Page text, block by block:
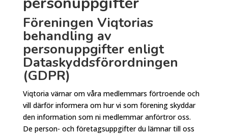
Föreningen Viqtorias
behandling av
personuppgifter enligt
Dataskyddsförordningen
(GDPR)
Viqtoria värnar om våra medlemmars förtroende och
vill därför informera om hur vi som förening skyddar
den information som ni medlemmar anförtror oss.
De person- och företagsuppgifter du lämnar till oss